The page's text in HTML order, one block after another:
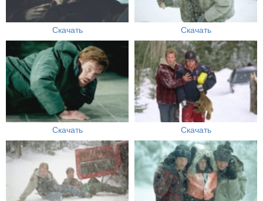
Скачать Скачать
Скачать Скачать